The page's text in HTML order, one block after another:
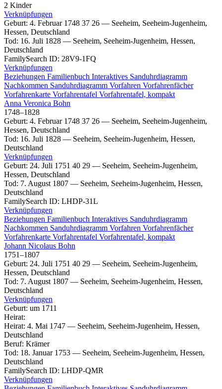
2 Kinder
Verknüpfungen
Geburt: 4. Februar 1748 37 26 — Seeheim, Seeheim-Jugenheim,
Hessen, Deutschland
Tod: 16. Juli 1828 — Seeheim, Seeheim-Jugenheim, Hessen,
Deutschland
FamilySearch ID: 28V9-1FQ
Verknüpfungen
Beziehungen Familienbuch Interaktives Sanduhrdiagramm
Nachkommen Sanduhrdiagramm Vorfahren Vorfahrenfächer
Vorfahrenkarte Vorfahrentafel Vorfahrentafel, kompakt
Anna Veronica Bohn
1748–1828
Geburt: 4. Februar 1748 37 26 — Seeheim, Seeheim-Jugenheim,
Hessen, Deutschland
Tod: 16. Juli 1828 — Seeheim, Seeheim-Jugenheim, Hessen,
Deutschland
Verknüpfungen
Geburt: 24. Juli 1751 40 29 — Seeheim, Seeheim-Jugenheim,
Hessen, Deutschland
Tod: 7. August 1807 — Seeheim, Seeheim-Jugenheim, Hessen,
Deutschland
FamilySearch ID: LHDP-31L
Verknüpfungen
Beziehungen Familienbuch Interaktives Sanduhrdiagramm
Nachkommen Sanduhrdiagramm Vorfahren Vorfahrenfächer
Vorfahrenkarte Vorfahrentafel Vorfahrentafel, kompakt
Johann Nicolaus Bohn
1751–1807
Geburt: 24. Juli 1751 40 29 — Seeheim, Seeheim-Jugenheim,
Hessen, Deutschland
Tod: 7. August 1807 — Seeheim, Seeheim-Jugenheim, Hessen,
Deutschland
Verknüpfungen
Geburt: um 1711
Heirat:
Heirat: 4. Mai 1747 — Seeheim, Seeheim-Jugenheim, Hessen,
Deutschland
Beruf: Krämer
Tod: 18. Januar 1753 — Seeheim, Seeheim-Jugenheim, Hessen,
Deutschland
FamilySearch ID: LHDP-QMR
Verknüpfungen